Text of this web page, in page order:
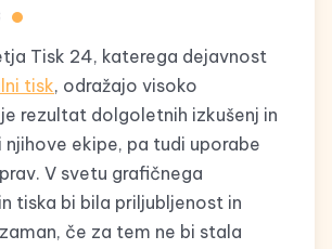
Tisk 24, katerega dejavnost
tisk, odražajo visoko
rezultat dolgoletnih izkušenj in
ekipe, pa tudi uporabe
V svetu grafičnega
tiska bi bila priljubljenost in
če za tem ne bi stala